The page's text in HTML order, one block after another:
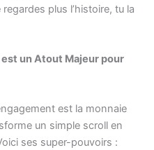
plus l’histoire, tu la
un Atout Majeur pour
est la monnaie
un simple scroll en
ses super-pouvoirs :